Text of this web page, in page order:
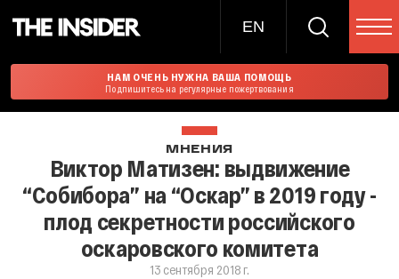
EN
НАМ ОЧЕНЬ НУЖНА ВАША ПОМОЩЬ
Подпишитесь на регулярные пожертвования
МНЕНИЯ
Виктор Матизен: выдвижение
“Собибора” на “Оскар” в 2019 году -
плод секретности российского
оскаровского комитета
13 сентября 2018 г.